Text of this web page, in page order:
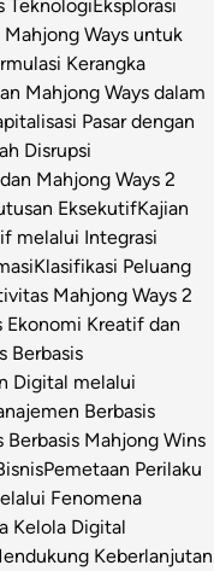
TeknologiEksplorasi
Ways untuk
Kerangka
Mahjong Ways dalam
Pasar dengan
Disrupsi
Mahjong Ways 2
EksekutifKajian
melalui Integrasi
Klasifikasi Peluang
Mahjong Ways 2
Ekonomi Kreatif dan
Berbasis
Digital melalui
Berbasis
Mahjong Wins
Pemetaan Perilaku
Fenomena
Kelola Digital
Keberlanjutan